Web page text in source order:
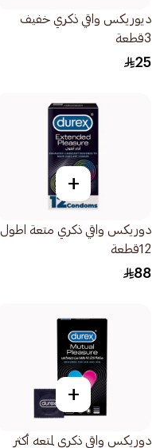
ديوريكس واقي ذكري خفيف
3قطعة
25
+
دوريكس واقي ذكري متعة اطول
12قطعة
88
+
دوريكس واقي ذكري لمتعه أكثر